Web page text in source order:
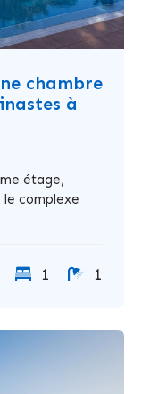
chambre
à
étage,
complexe
1 1